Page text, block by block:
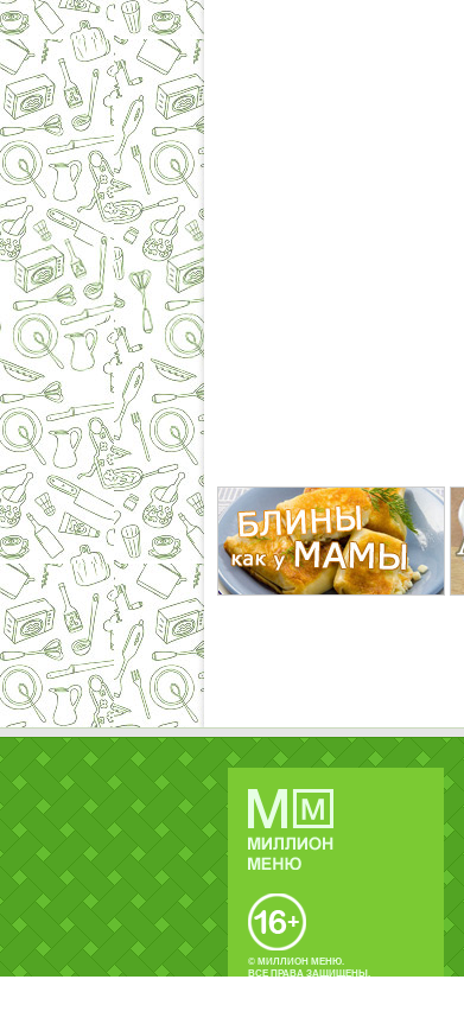
© МИЛЛИОН МЕНЮ.
ВСЕ ПРАВА ЗАЩИЩЕНЫ.